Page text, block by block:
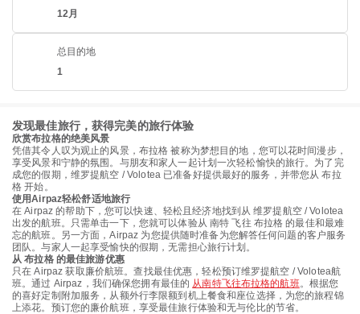
12月
总目的地
1
发现最佳旅行，获得完美的旅行体验
欣赏布拉格的绝美风景
凭借其令人叹为观止的风景，布拉格 被称为梦想目的地，您可以花时间漫步，
享受风景和宁静的氛围。与朋友和家人一起计划一次轻松愉快的旅行。为了完
成您的假期，维罗提航空 / Volotea 已准备好提供最好的服务，并带您从 布拉
格 开始。
使用Airpaz轻松舒适地旅行
在 Airpaz 的帮助下，您可以快速、轻松且经济地找到从 维罗提航空 / Volotea
出发的航班。只需单击一下，您就可以体验从 南特 飞往 布拉格 的最佳和最难
忘的航班。另一方面，Airpaz 为您提供随时准备为您解答任何问题的客户服务
团队。与家人一起享受愉快的假期，无需担心旅行计划。
从 布拉格 的最佳旅游优惠
只在 Airpaz 获取廉价航班。查找最佳优惠，轻松预订维罗提航空 / Volotea航
班。通过 Airpaz，我们确保您拥有最佳的 从南特飞往布拉格的航班。根据您
的喜好定制附加服务，从额外行李限额到机上餐食和座位选择，为您的旅程锦
上添花。预订您的廉价航班，享受最佳旅行体验和无与伦比的节省。